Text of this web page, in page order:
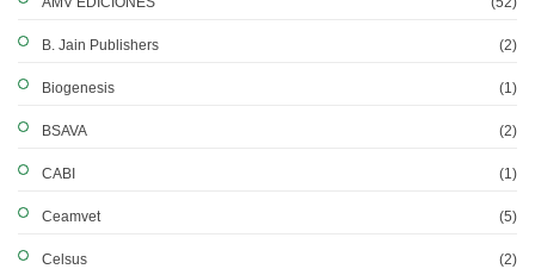
B. Jain Publishers (2)
Biogenesis (1)
BSAVA (2)
CABI (1)
Ceamvet (5)
Celsus (2)